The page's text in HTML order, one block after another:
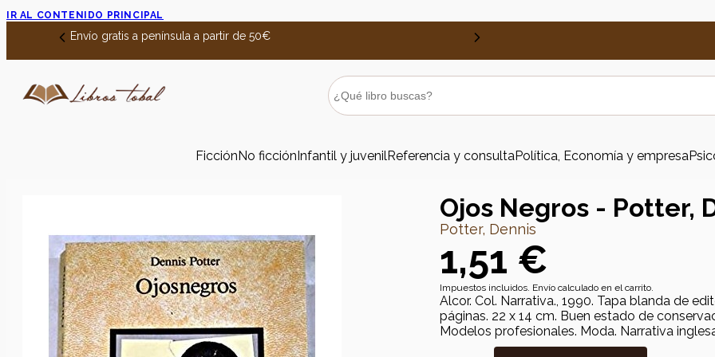
IR AL CONTENIDO PRINCIPAL
Envío gratis a península a partir de 50€
FicciónNo ficciónInfantil y juvenilReferencia y consultaPolítica, Economía y empresa
Ojos Negros - Potter,
Potter, Dennis
1,51 €
Impuestos incluidos. Envío calculado en el carrito.
Alcor. Col. Narrativa., 1990. Tapa blanda de
páginas. 22 x 14 cm. Buen estado de
Modelos profesionales. Moda. Narrativa